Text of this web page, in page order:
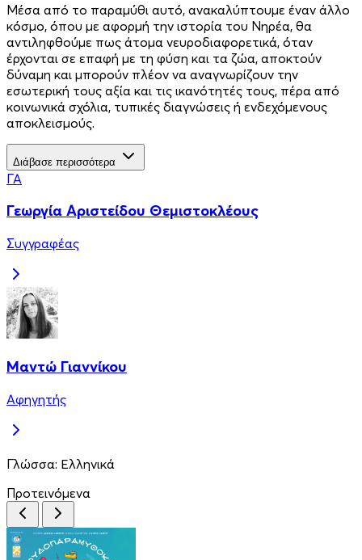
Μέσα από το παραμύθι αυτό, ανακαλύπτουμε έναν άλλο
κόσμο, όπου με αφορμή την ιστορία του Νηρέα, θα
αντιληφθούμε πως άτομα νευροδιαφορετικά, όταν
έρχονται σε επαφή με τη φύση και τα ζώα, αποκτούν
δύναμη και μπορούν πλέον να αναγνωρίζουν την
εσωτερική τους αξία και τις ικανότητές τους, πέρα από
κοινωνικά σχόλια, τυπικές διαγνώσεις ή ενδεχόμενους
αποκλεισμούς.
Διάβασε περισσότερα
ΓΑ
Γεωργία Αριστείδου Θεμιστοκλέους
Συγγραφέας
Μαντώ Γιαννίκου
Αφηγητής
Γλώσσα: Ελληνικά
Προτεινόμενα